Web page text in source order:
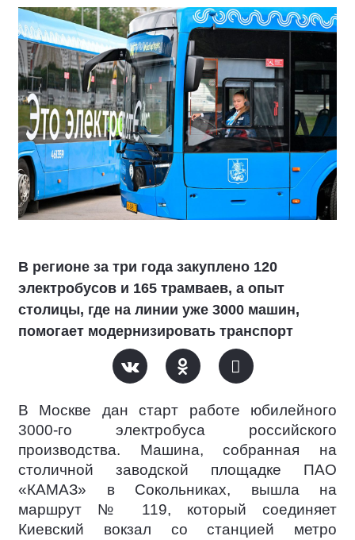
В регионе за три года закуплено 120
электробусов и 165 трамваев, а опыт
столицы, где на линии уже 3000 машин,
помогает модернизировать транспорт
В Москве дан старт работе юбилейного
3000-го электробуса российского
производства. Машина, собранная на
столичной заводской площадке ПАО
«КАМАЗ» в Сокольниках, вышла на
маршрут № 119, который соединяет
Киевский вокзал со станцией метро